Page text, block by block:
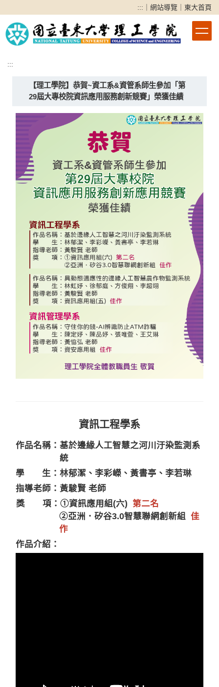
到
主
要
區
::: 網站導覽 東大首頁
:::
【理工學院】恭賀~資工系&資管系師生參加「第
29屆大專校院資訊應用服務創新競賽」榮獲佳績
資訊工程學系
作品名稱：基於邊緣人工智慧之河川汙染監測系
統
學 生：林郁潔、李彩嶸、黃書亭、李若琳
指導老師：黃駿賢 老師
獎 項：①資訊應用組(六) 第二名
②亞洲．矽谷3.0智慧聯網創新組 佳
作
作品介紹：